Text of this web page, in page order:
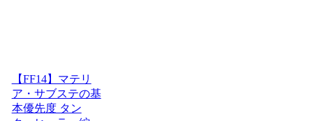
【FF14】マテリ
ア・サブステの基
本優先度 タン